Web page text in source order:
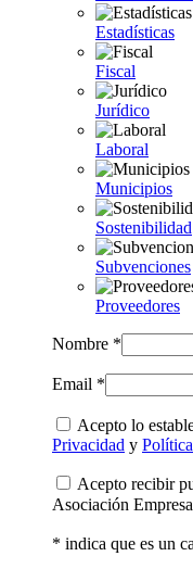
Estadísticas
Fiscal
Jurídico
Laboral
Municipios
Sostenibilidad
Subvenciones
Proveedores
Nombre *
Email *
Acepto lo
Privacidad y
Acepto recibir
Asociación
* indica que es un